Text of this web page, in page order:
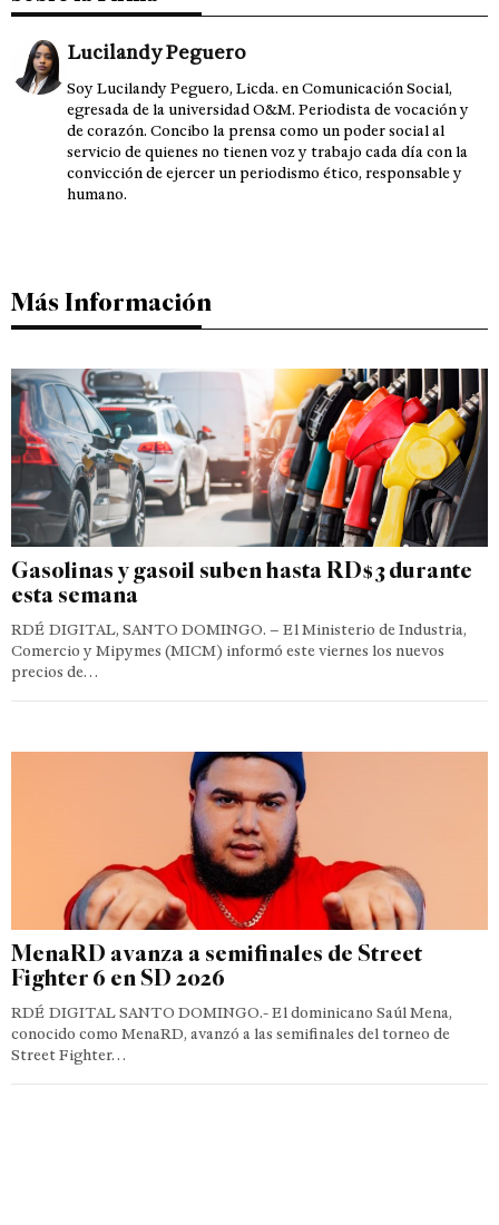
Lucilandy Peguero
Soy Lucilandy Peguero, Licda. en Comunicación Social,
egresada de la universidad O&M. Periodista de vocación y
de corazón. Concibo la prensa como un poder social al
servicio de quienes no tienen voz y trabajo cada día con la
convicción de ejercer un periodismo ético, responsable y
humano.
Más Información
Gasolinas y gasoil suben hasta RD$3 durante
esta semana
RDÉ DIGITAL, SANTO DOMINGO. – El Ministerio de Industria,
Comercio y Mipymes (MICM) informó este viernes los nuevos
precios de…
MenaRD avanza a semifinales de Street
Fighter 6 en SD 2026
RDÉ DIGITAL SANTO DOMINGO.- El dominicano Saúl Mena,
conocido como MenaRD, avanzó a las semifinales del torneo de
Street Fighter…